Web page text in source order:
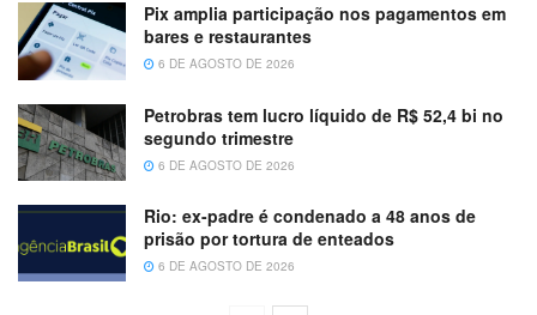
Pix amplia participação nos pagamentos em
bares e restaurantes
6 DE AGOSTO DE 2026
Petrobras tem lucro líquido de R$ 52,4 bi no
segundo trimestre
6 DE AGOSTO DE 2026
Rio: ex-padre é condenado a 48 anos de
prisão por tortura de enteados
6 DE AGOSTO DE 2026